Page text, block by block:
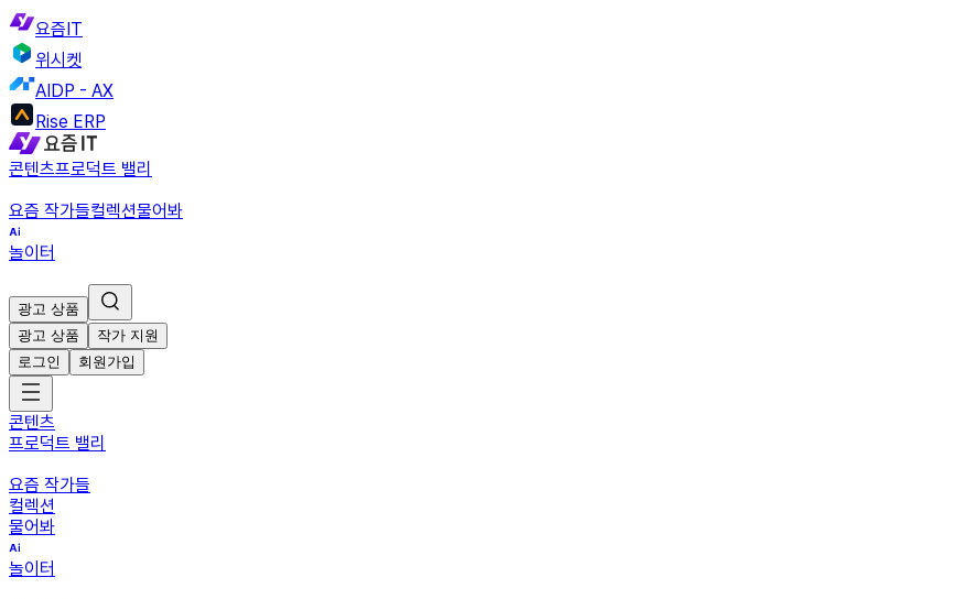
요즘IT
위시켓
AIDP - AX
Rise ERP
콘텐츠프로덕트 밸리
요즘 작가들컬렉션물어봐
놀이터
광고 상품
광고 상품
작가 지원
로그인
회원가입
콘텐츠
프로덕트 밸리
요즘 작가들
컬렉션
물어봐
놀이터